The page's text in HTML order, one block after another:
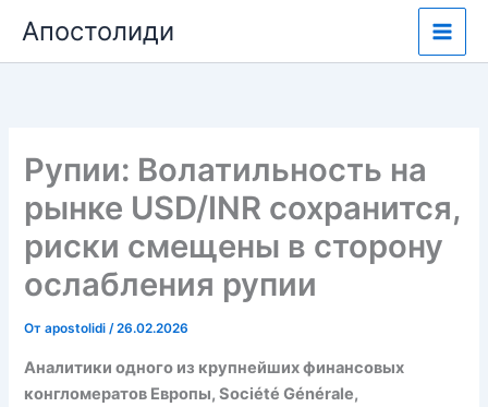
содержимому
Апостолиди
Рупии: Волатильность на
рынке USD/INR сохранится,
риски смещены в сторону
ослабления рупии
Отapostolidi/26.02.2026
Аналитики одного из крупнейших финансовых
конгломератов Европы, Société Générale,